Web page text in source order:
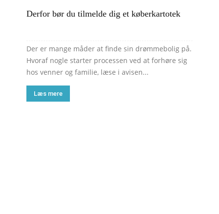
Derfor bør du tilmelde dig et køberkartotek
Der er mange måder at finde sin drømmebolig på.
Hvoraf nogle starter processen ved at forhøre sig
hos venner og familie, læse i avisen...
Læs mere